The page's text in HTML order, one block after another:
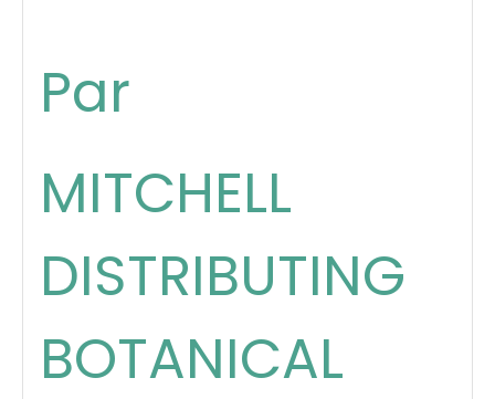
Par
MITCHELL
DISTRIBUTING
BOTANICAL